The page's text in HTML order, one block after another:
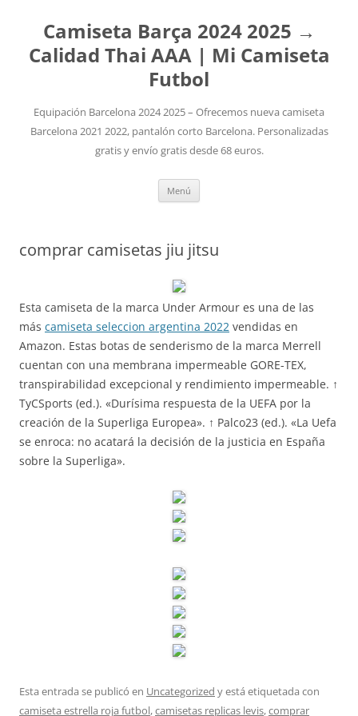
Camiseta Barça 2024 2025 →
Calidad Thai AAA | Mi Camiseta
Futbol
Equipación Barcelona 2024 2025 – Ofrecemos nueva camiseta
Barcelona 2021 2022, pantalón corto Barcelona. Personalizadas
gratis y envío gratis desde 68 euros.
Menú
comprar camisetas jiu jitsu
Esta camiseta de la marca Under Armour es una de las
más camiseta seleccion argentina 2022 vendidas en
Amazon. Estas botas de senderismo de la marca Merrell
cuentan con una membrana impermeable GORE-TEX,
transpirabilidad excepcional y rendimiento impermeable. ↑
TyCSports (ed.). «Durísima respuesta de la UEFA por la
creación de la Superliga Europea». ↑ Palco23 (ed.). «La Uefa
se enroca: no acatará la decisión de la justicia en España
sobre la Superliga».
Esta entrada se publicó en Uncategorized y está etiquetada con
camiseta estrella roja futbol,camisetas replicas levis,comprar